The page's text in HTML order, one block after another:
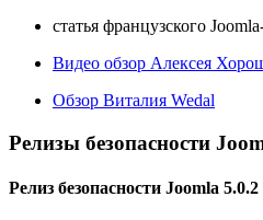
статья французского
Видео обзор Алексея
Обзор Виталия Wedal
Релизы безопасности
Релиз безопасности Joomla